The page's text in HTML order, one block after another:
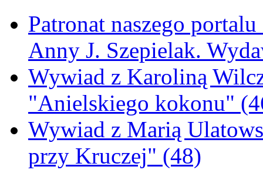
Patronat naszego
Anny J. Szepielak.
Wywiad z Karoliną
"Anielskiego kokonu"
Wywiad z Marią
przy Kruczej" (48)